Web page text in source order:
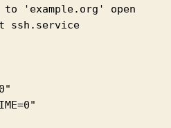
to 'example.org' open
ssh.service